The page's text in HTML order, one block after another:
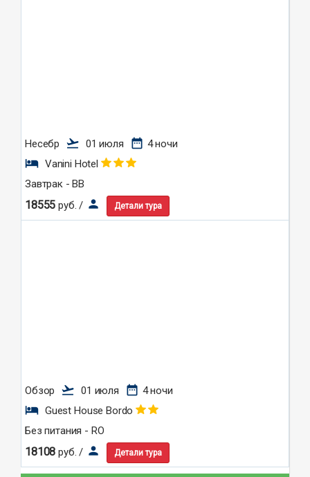
Несебр flight_takeoff 01 июля date_range 4 ночи
hotel Vanini Hotel
Завтрак - BB
18555 руб. / person Детали тура
Обзор flight_takeoff 01 июля date_range 4 ночи
hotel Guest House Bordo
Без питания - RO
18108 руб. / person Детали тура